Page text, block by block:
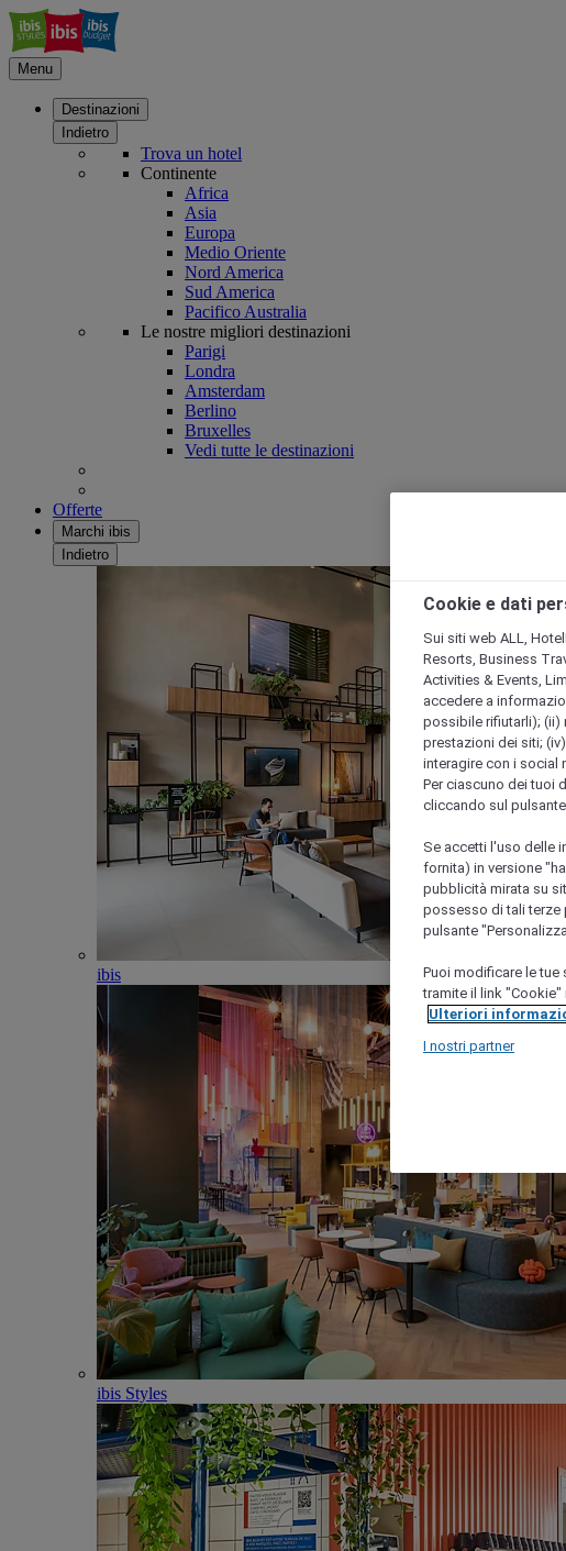
Menu
Destinazioni
Indietro
Trova un hotel
Continente
Africa
Asia
Europa
Medio Oriente
Nord America
Sud America
Pacifico Australia
Le nostre migliori destinazioni
Parigi
Londra
Amsterdam
Berlino
Bruxelles
Vedi tutte le destinazioni
Offerte
Marchi ibis
Indietro
ibis
ibis Styles
Cookie e dati
Sui siti web ALL,
Resorts, Business
Activities & Events,
accedere a
possibile rifiutarli); (ii)
prestazioni dei siti;
interagire con i social
Per ciascuno dei tuoi
cliccando sul
Se accetti l'uso delle
fornita) in versione
pubblicità mirata su
possesso di tali terze
pulsante
Puoi modificare le
tramite il link
Ulteriori
I nostri partner